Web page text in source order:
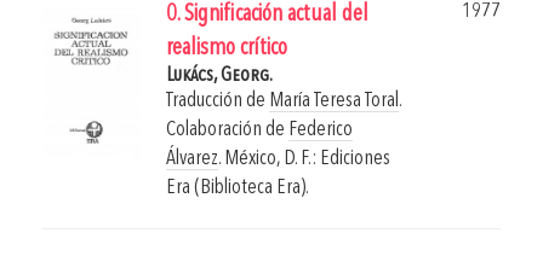
0. Significación actual del
realismo crítico
1977
Lukács, Georg.
Traducción de María Teresa Toral.
Colaboración de Federico
Álvarez. México, D. F.: Ediciones
Era (Biblioteca Era).